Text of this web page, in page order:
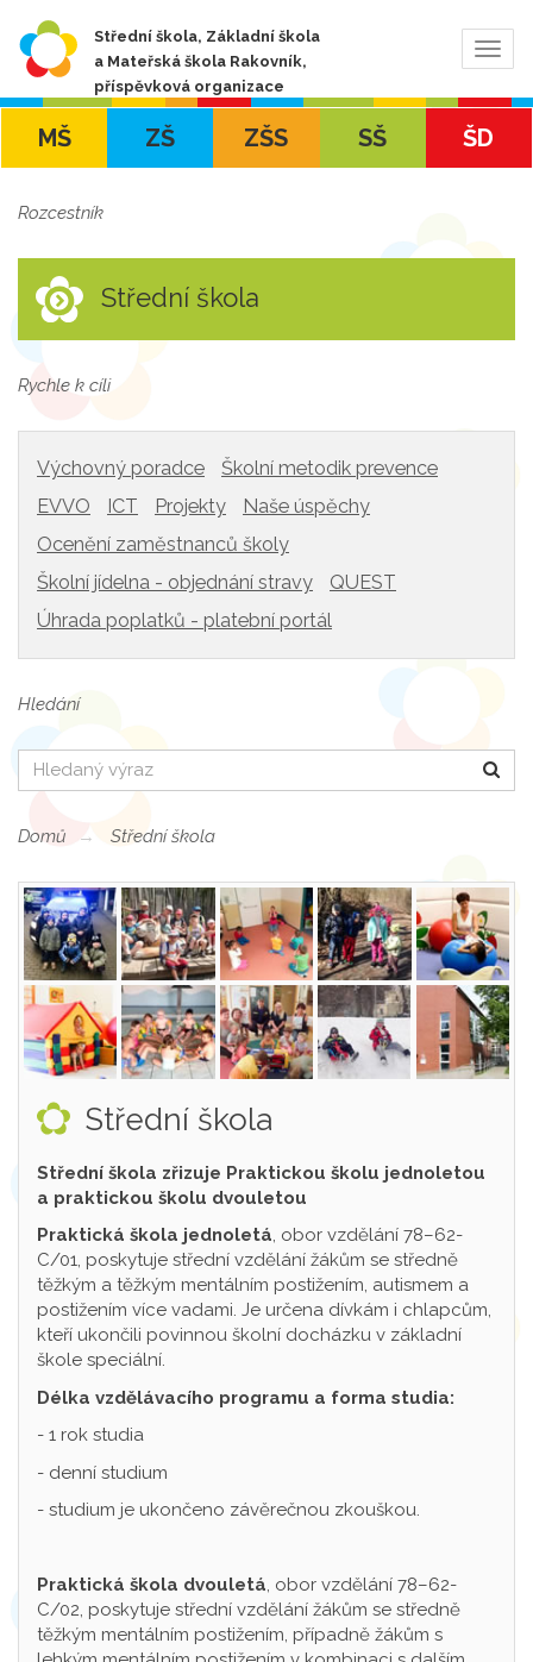
Střední škola, Základní škola
a Mateřská škola Rakovník,
příspěvková organizace
MŠ ZŠ ZŠS SŠ ŠD
Rozcestník
Střední škola
Rychle k cíli
Výchovný poradce
Školní metodik prevence
EVVO
ICT Projekty
Naše úspěchy
Ocenění zaměstnanců školy
Školní jídelna - objednání stravy
QUEST
Úhrada poplatků - platební portál
Hledání
Hledat
Domů Střední škola
Střední škola
Střední škola zřizuje Praktickou školu jednoletou
a praktickou školu dvouletou
Praktická škola jednoletá, obor vzdělání 78–62-
C/01, poskytuje střední vzdělání žákům se středně
těžkým a těžkým mentálním postižením, autismem a
postižením více vadami. Je určena dívkám i chlapcům,
kteří ukončili povinnou školní docházku v základní
škole speciální.
Délka vzdělávacího programu a forma studia:
- 1 rok studia
- denní studium
- studium je ukončeno závěrečnou zkouškou.
Praktická škola dvouletá, obor vzdělání 78–62-
C/02, poskytuje střední vzdělání žákům se středně
těžkým mentálním postižením, případně žákům s